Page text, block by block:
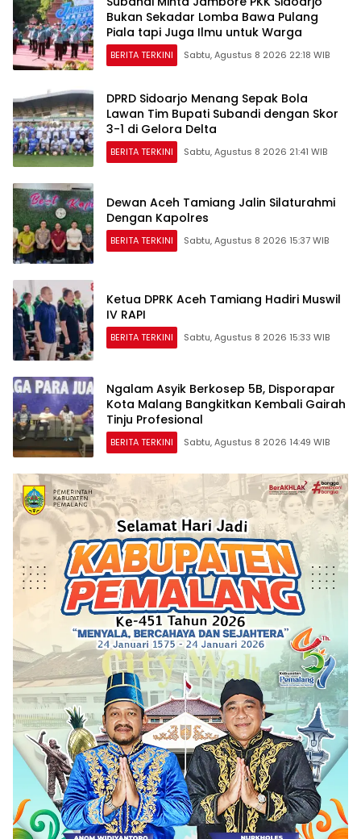
Bukan Sekadar Lomba Bawa Pulang
Piala tapi Juga Ilmu untuk Warga
BERITA TERKINI Sabtu, Agustus 8 2026 22:18 WIB
DPRD Sidoarjo Menang Sepak Bola
Lawan Tim Bupati Subandi dengan Skor
3-1 di Gelora Delta
BERITA TERKINI Sabtu, Agustus 8 2026 21:41 WIB
Dewan Aceh Tamiang Jalin Silaturahmi
Dengan Kapolres
BERITA TERKINI Sabtu, Agustus 8 2026 15:37 WIB
Ketua DPRK Aceh Tamiang Hadiri Muswil
IV RAPI
BERITA TERKINI Sabtu, Agustus 8 2026 15:33 WIB
Ngalam Asyik Berkosep 5B, Disporapar
Kota Malang Bangkitkan Kembali Gairah
Tinju Profesional
BERITA TERKINI Sabtu, Agustus 8 2026 14:49 WIB